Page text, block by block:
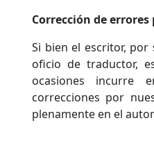
Corrección de
Si bien el escritor,
oficio de traductor,
ocasiones incurre
correcciones por
plenamente en el